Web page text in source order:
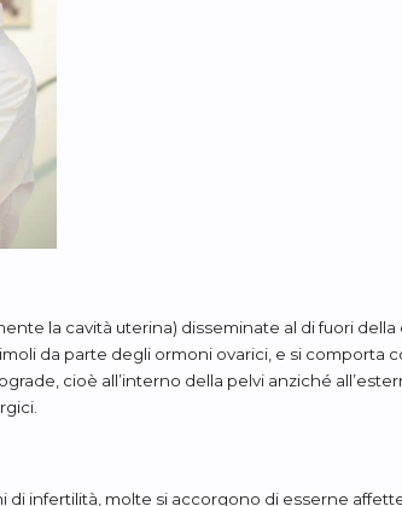
la cavità uterina) disseminate al di fuori
da parte degli ormoni ovarici, e si comporta
cioè all’interno della pelvi anziché
infertilità, molte si accorgono di esserne